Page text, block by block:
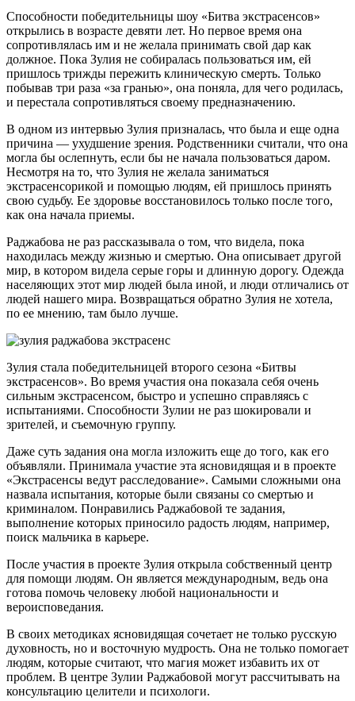
Способности победительницы шоу «Битва экстрасенсов»
открылись в возрасте девяти лет. Но первое время она
сопротивлялась им и не желала принимать свой дар как
должное. Пока Зулия не собиралась пользоваться им, ей
пришлось трижды пережить клиническую смерть. Только
побывав три раза «за гранью», она поняла, для чего родилась,
и перестала сопротивляться своему предназначению.
В одном из интервью Зулия призналась, что была и еще одна
причина — ухудшение зрения. Родственники считали, что она
могла бы ослепнуть, если бы не начала пользоваться даром.
Несмотря на то, что Зулия не желала заниматься
экстрасенсорикой и помощью людям, ей пришлось принять
свою судьбу. Ее здоровье восстановилось только после того,
как она начала приемы.
Раджабова не раз рассказывала о том, что видела, пока
находилась между жизнью и смертью. Она описывает другой
мир, в котором видела серые горы и длинную дорогу. Одежда
населяющих этот мир людей была иной, и люди отличались от
людей нашего мира. Возвращаться обратно Зулия не хотела,
по ее мнению, там было лучше.
Зулия стала победительницей второго сезона «Битвы
экстрасенсов». Во время участия она показала себя очень
сильным экстрасенсом, быстро и успешно справляясь с
испытаниями. Способности Зулии не раз шокировали и
зрителей, и съемочную группу.
Даже суть задания она могла изложить еще до того, как его
объявляли. Принимала участие эта ясновидящая и в проекте
«Экстрасенсы ведут расследование». Самыми сложными она
назвала испытания, которые были связаны со смертью и
криминалом. Понравились Раджабовой те задания,
выполнение которых приносило радость людям, например,
поиск мальчика в карьере.
После участия в проекте Зулия открыла собственный центр
для помощи людям. Он является международным, ведь она
готова помочь человеку любой национальности и
вероисповедания.
В своих методиках ясновидящая сочетает не только русскую
духовность, но и восточную мудрость. Она не только помогает
людям, которые считают, что магия может избавить их от
проблем. В центре Зулии Раджабовой могут рассчитывать на
консультацию целители и психологи.